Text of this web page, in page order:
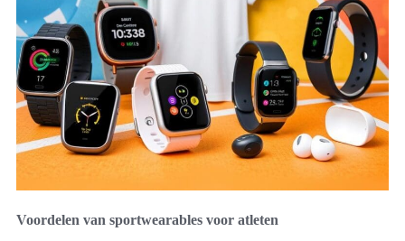
Voordelen van sportwearables voor atleten